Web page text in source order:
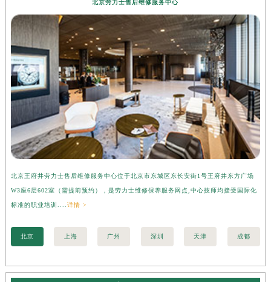
北京劳力士售后维修服务中心
北京王府井劳力士售后维修服务中心位于北京市东城区东长安街1号王府井东方广场
W3座6层602室（需提前预约），是劳力士维修保养服务网点,中心技师均接受国际化
标准的职业培训....详情 >
北京 上海 广州 深圳 天津 成都